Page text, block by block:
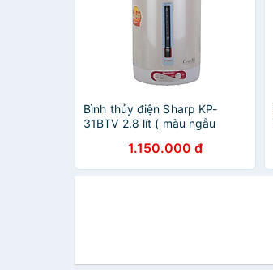
Bình thủy điện Sharp KP-
31BTV 2.8 lít ( màu ngẫu
1.150.000 đ